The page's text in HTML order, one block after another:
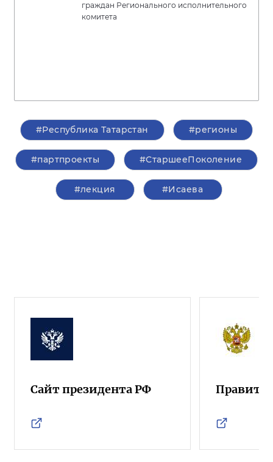
граждан Регионального исполнительного
комитета
#Республика Татарстан #регионы
#партпроекты #СтаршееПоколение
#лекция #Исаева
Сайт президента РФ